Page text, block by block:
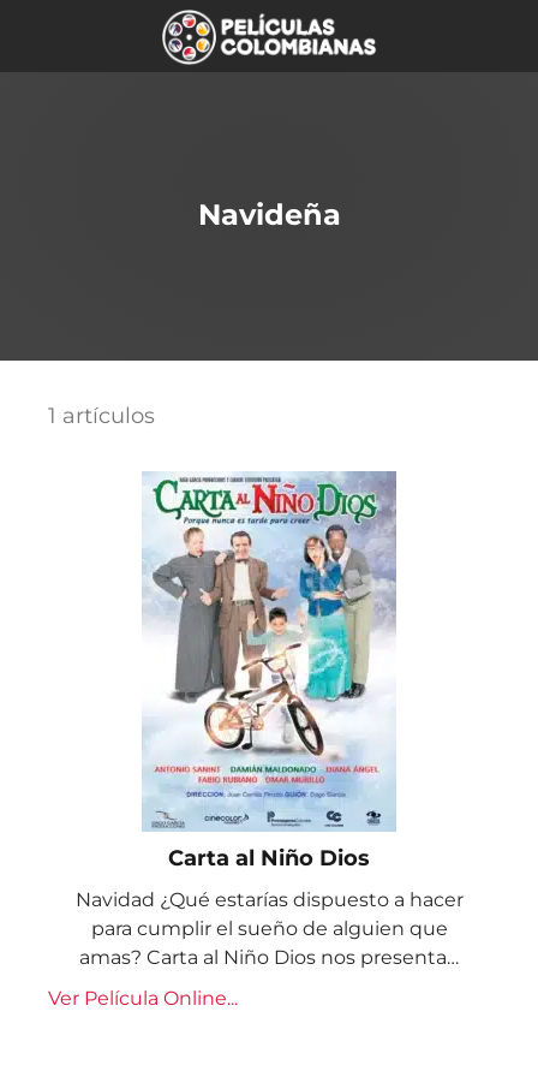
Navideña
1 artículos
Carta al Niño Dios
Navidad ¿Qué estarías dispuesto a hacer
para cumplir el sueño de alguien que
amas? Carta al Niño Dios nos presenta…
Ver Película Online...